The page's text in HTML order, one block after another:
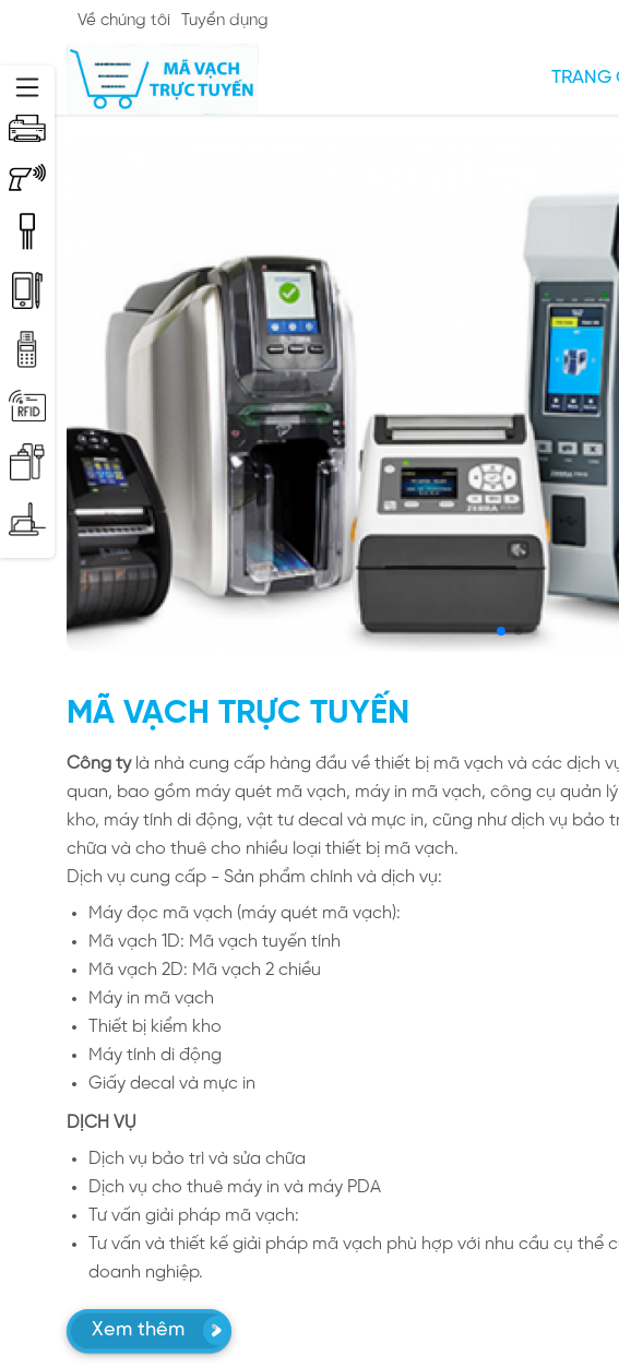
Về chúng tôi Tuyển dụng
TRANG
MÃ VẠCH TRỰC TUYẾN
Công tylà nhà cung cấp hàng đầu về thiết bị mã vạch và các dịch
quan, bao gồm máy quét mã vạch, máy in mã vạch, công cụ quản
kho, máy tính di động, vật tư decal và mực in, cũng như dịch vụ bảo
chữa và cho thuê cho nhiều loại thiết bị mã vạch.
Dịch vụ cung cấp - Sản phẩm chính và dịch vụ:
Máy đọc mã vạch (máy quét mã vạch):
Mã vạch 1D: Mã vạch tuyến tính
Mã vạch 2D: Mã vạch 2 chiều
Máy in mã vạch
Thiết bị kiểm kho
Máy tính di động
Giấy decal và mực in
DỊCH VỤ
Dịch vụ bảo trì và sửa chữa
Dịch vụ cho thuê máy in và máy PDA
Tư vấn giải pháp mã vạch:
Tư vấn và thiết kế giải pháp mã vạch phù hợp với nhu cầu cụ thể
doanh nghiệp.
Xem thêm